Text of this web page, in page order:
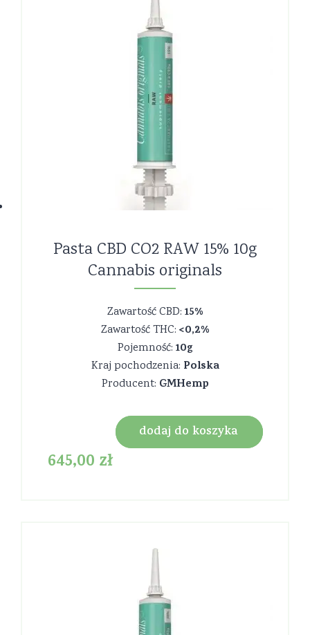
Pasta CBD CO2 RAW 15% 10g
Cannabis originals
Zawartość CBD: 15%
Zawartość THC: <0,2%
Pojemność: 10g
Kraj pochodzenia: Polska
Producent: GMHemp
645,00 zł
dodaj do koszyka